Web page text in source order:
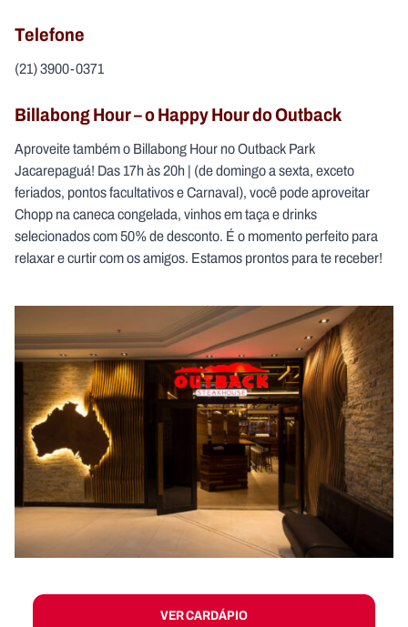
Telefone
(21) 3900-0371
Billabong Hour – o Happy Hour do Outback
Aproveite também o Billabong Hour no Outback Park
Jacarepaguá! Das 17h às 20h | (de domingo a sexta, exceto
feriados, pontos facultativos e Carnaval), você pode aproveitar
Chopp na caneca congelada, vinhos em taça e drinks
selecionados com 50% de desconto. É o momento perfeito para
relaxar e curtir com os amigos. Estamos prontos para te receber!
VER CARDÁPIO